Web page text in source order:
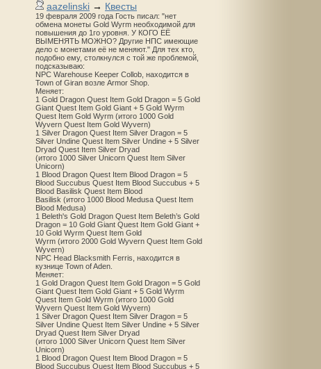
aazelinski → Квесты
19 февраля 2009 года Гость писал: "нет
обмена монеты Gold Wyrm необходимой для
повышения до 1го уровня. У КОГО ЕЁ
ВЫМЕНЯТЬ МОЖНО? Другие НПС имеющие
дело с монетами её не меняют." Для тех кто,
подобно ему, столкнулся с той же проблемой,
подсказываю:
NPC Warehouse Keeper Collob, находится в
Town of Giran возле Armor Shop.
Меняет:
1 Gold Dragon Quest Item Gold Dragon = 5 Gold
Giant Quest Item Gold Giant + 5 Gold Wyrm
Quest Item Gold Wyrm (итого 1000 Gold
Wyvern Quest Item Gold Wyvern)
1 Silver Dragon Quest Item Silver Dragon = 5
Silver Undine Quest Item Silver Undine + 5 Silver
Dryad Quest Item Silver Dryad
(итого 1000 Silver Unicorn Quest Item Silver
Unicorn)
1 Blood Dragon Quest Item Blood Dragon = 5
Blood Succubus Quest Item Blood Succubus + 5
Blood Basilisk Quest Item Blood
Basilisk (итого 1000 Blood Medusa Quest Item
Blood Medusa)
1 Beleth's Gold Dragon Quest Item Beleth’s Gold
Dragon = 10 Gold Giant Quest Item Gold Giant +
10 Gold Wyrm Quest Item Gold
Wyrm (итого 2000 Gold Wyvern Quest Item Gold
Wyvern)
NPC Head Blacksmith Ferris, находится в
кузнице Town of Aden.
Меняет:
1 Gold Dragon Quest Item Gold Dragon = 5 Gold
Giant Quest Item Gold Giant + 5 Gold Wyrm
Quest Item Gold Wyrm (итого 1000 Gold
Wyvern Quest Item Gold Wyvern)
1 Silver Dragon Quest Item Silver Dragon = 5
Silver Undine Quest Item Silver Undine + 5 Silver
Dryad Quest Item Silver Dryad
(итого 1000 Silver Unicorn Quest Item Silver
Unicorn)
1 Blood Dragon Quest Item Blood Dragon = 5
Blood Succubus Quest Item Blood Succubus + 5